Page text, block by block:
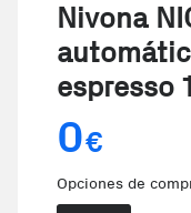
Nivona
espresso 1
0€
Opciones de